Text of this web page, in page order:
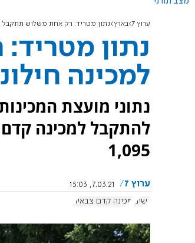
ערוץ 7 בארץ נתון מטריד: רק אחת משלוש תתקבל
נתון
למכינה
נתוני מועצת
1,095
ערוץ 7
7.03.21, 15:03
נשים מכינה קדם צבאית